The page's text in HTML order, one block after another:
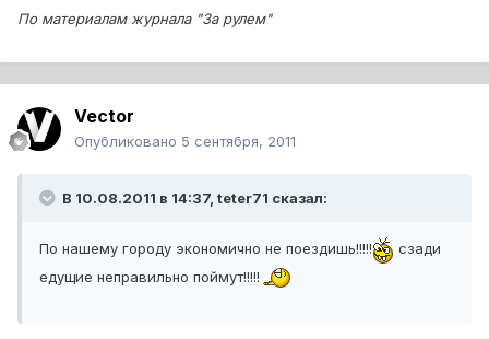
По материалам журнала "За рулем"
Vector
Опубликовано 5 сентября, 2011
В 10.08.2011 в 14:37, teter71 сказал:
По нашему городу экономично не поездишь!!!!!
сзади
едущие неправильно поймут!!!!!